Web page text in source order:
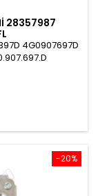
28357987
4G0907697D
-20%